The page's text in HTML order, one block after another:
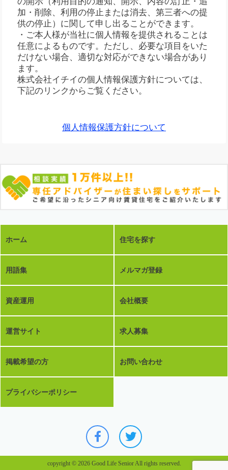
加・削除、利用の停止または消去、第三者への提
供の停止）に関して申し出ることができます。
・ご本人様が当社に個人情報を提供されることは
任意によるものです。ただし、必要な項目をいた
だけない場合、適切な対応ができない場合があり
ます。
株式会社イチイの個人情報保護方針については、
下記のリンクからご覧ください。
個人情報保護方針について
ホーム 住宅を探す
用語集 メルマガ登録
資産運用 会社概要
運営サイト 求人募集
掲載希望の方 お問い合わせ
プライバシーポリシー
copyright © 2026 Good Life Senior All rights reserved.